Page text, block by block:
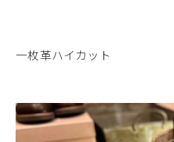
一枚革ハイカット